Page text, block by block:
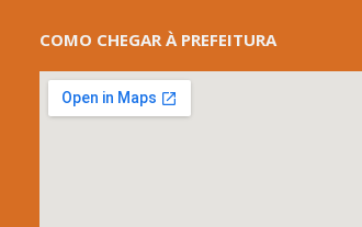
COMO CHEGAR À PREFEITURA